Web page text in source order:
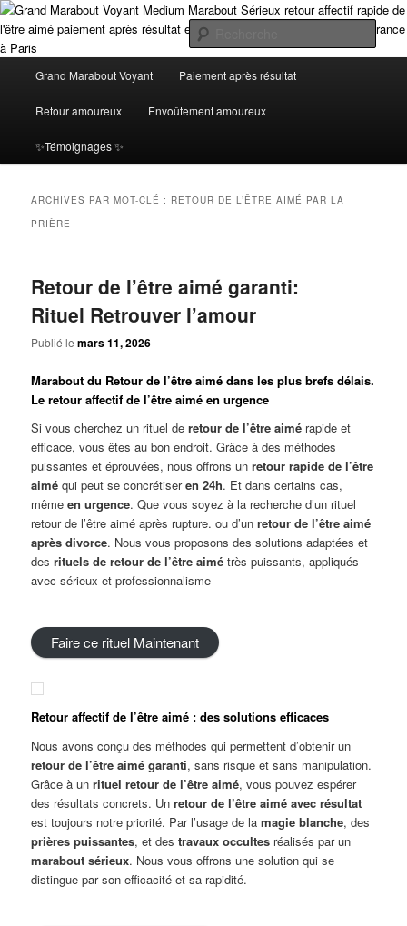
Aller
au
contenu
Aller
au
contenu
Grand Marabout Voyant Medium
Marabout Sérieux retour affectif
rapide de l'être aimé paiement après
Ile de France à Paris
Grand Marabout Voyant Médium Africain Spécialiste en Retour Affectif avec
Paiement Après Résultat. Profitez d’une voyance sérieuse et fiable en ligne,
disponible à Paris et en Île-de-France. Obtenez des résultats concrets et
immédiats, sans risque, seulement après avoir vu l'efficacité de mes rituels
puissants ! le plus grand Marabout Voyant Médium Expert en Retour Affectif
vous une voyance sérieuse et puissante, Grâce à mes rituels éprouvés, je
visibles avant tout paiement
principal
Grand Marabout Voyant Paiement après résultat
Retour amoureux Envoûtement amoureux
✨Témoignages ✨
ARCHIVES PAR MOT-CLÉ : RETOUR DE L’ÊTRE AIMÉ PAR LA
PRIÈRE
Retour de l’être aimé garanti:
Rituel Retrouver l’amour
Publié lemars 11, 2026
Marabout du Retour de l’être aimé dans les plus brefs délais.
Leretouraffectif de l’être aimé en urgence
Si vous cherchez un rituel deretour de l’être aimé rapide et
efficace, vous êtes au bon endroit. Grâce à des méthodes
puissantes et éprouvées, nous offrons unretour rapide de l’être
aimé qui peut se concrétiseren 24h. Et dans certains cas,
mêmeen urgence. Que vous soyez à la recherche d’un rituel
retour de l’être aimé après rupture. ou d’unretour de l’être aimé
après divorce. Nous vous proposons des solutions adaptées et
desrituels de retour de l’être aimé très puissants, appliqués
avec sérieux et professionnalisme
Faire ce rituel Maintenant
Retouraffectif de l’être aimé : des solutions efficaces
Nous avons conçu des méthodes qui permettent d’obtenir un
retour de l’être aimé garanti, sans risque et sans manipulation.
Grâce à unrituel retour de l’être aimé, vous pouvez espérer
des résultats concrets. Unretour de l’être aimé avec résultat
est toujours notre priorité. Par l’usage de lamagie blanche, des
prières puissantes, et destravaux occultes réalisés par un
marabout sérieux. Nous vous offrons une solution qui se
distingue par son efficacité et sa rapidité.